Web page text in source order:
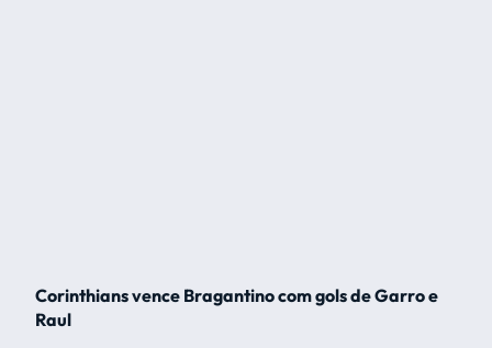
Corinthians vence Bragantino com gols de Garro e
Raul